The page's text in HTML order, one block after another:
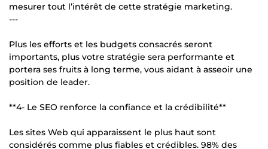
mesurer tout l’intérêt de cette stratégie marketing.
---
Plus les efforts et les budgets consacrés seront
importants, plus votre stratégie sera performante et
portera ses fruits à long terme, vous aidant à asseoir une
position de leader.
**4- Le SEO renforce la confiance et la crédibilité**
Les sites Web qui apparaissent le plus haut sont
considérés comme plus fiables et crédibles. 98% des